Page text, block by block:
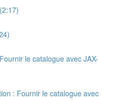
le catalogue avec JAX-
: Fournir le catalogue avec